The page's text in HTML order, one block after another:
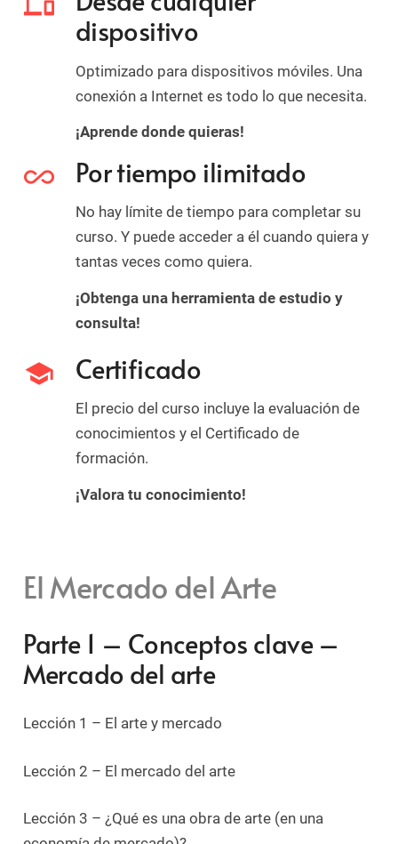
dispositivo
Optimizado para dispositivos móviles. Una
conexión a Internet es todo lo que necesita.
¡Aprende donde quieras!
all_inclusive Por tiempo ilimitado
No hay límite de tiempo para completar su
curso. Y puede acceder a él cuando quiera y
tantas veces como quiera.
¡Obtenga una herramienta de estudio y
consulta!
school Certificado
El precio del curso incluye la evaluación de
conocimientos y el Certificado de
formación.
¡Valora tu conocimiento!
El Mercado del Arte
Parte 1 – Conceptos clave –
Mercado del arte
Lección 1 – El arte y mercado
Lección 2 – El mercado del arte
Lección 3 – ¿Qué es una obra de arte (en una